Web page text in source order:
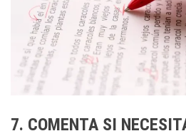
7. COMENTA SI